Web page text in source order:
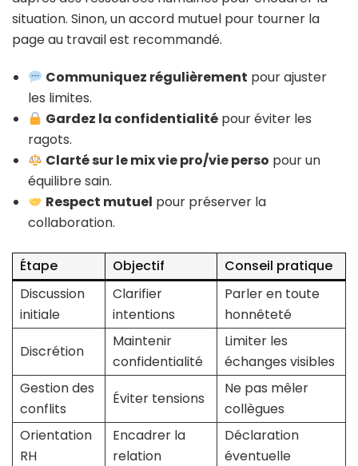
situation. Sinon, un accord mutuel pour tourner la
page au travail est recommandé.
Communiquez régulièrement pour ajuster
les limites.
Gardez la confidentialité pour éviter les
ragots.
Clarté sur le mix vie pro/vie perso pour un
équilibre sain.
Respect mutuel pour préserver la
collaboration.
Étape Objectif
Conseil pratique
Discussion
initiale
Clarifier
intentions
Parler en toute
honnêteté
Discrétion
Maintenir
confidentialité
Limiter les
échanges visibles
Gestion des
conflits
Éviter tensions
Ne pas mêler
collègues
Orientation
RH
Encadrer la
relation
Déclaration
éventuelle